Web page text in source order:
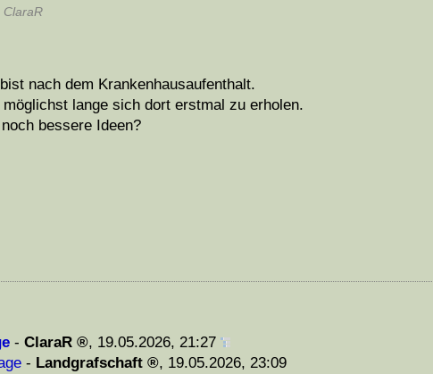
ClaraR
nach dem Krankenhausaufenthalt.
lange sich dort erstmal zu erholen.
bessere Ideen?
- ClaraR , 19.05.2026, 21:27
- Landgrafschaft , 19.05.2026, 23:09